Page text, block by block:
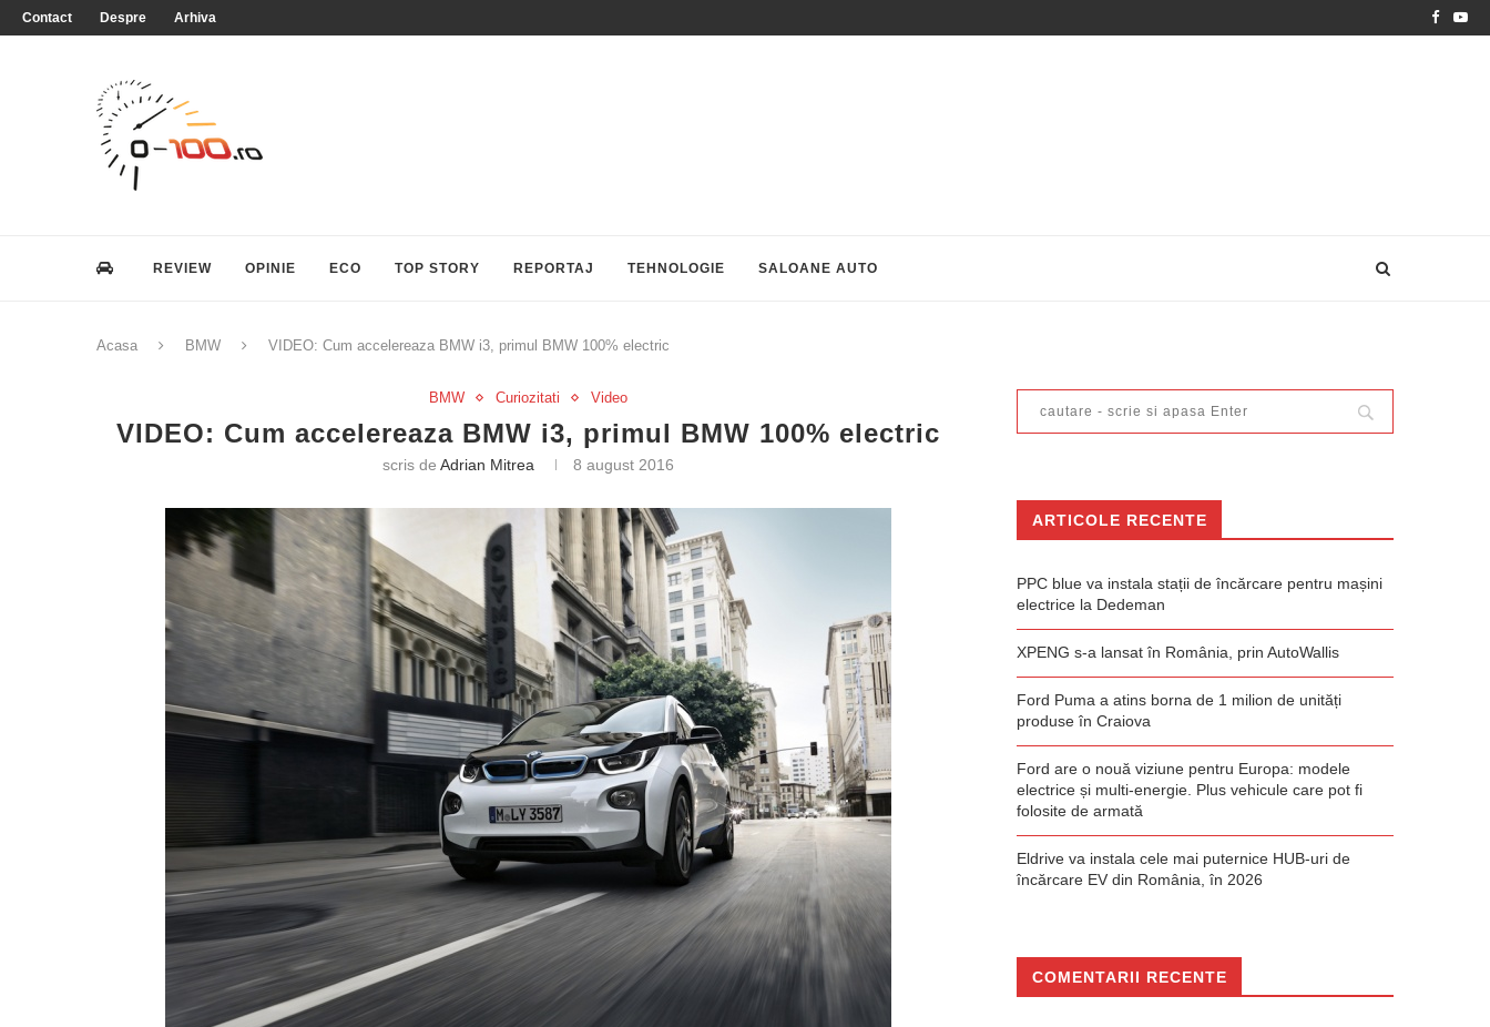
Contact Despre Arhiva
REVIEW OPINIE ECO TOP STORY REPORTAJ TEHNOLOGIE SALOANE AUTO
Acasa BMW VIDEO: Cum accelereaza BMW i3, primul BMW 100% electric
BMW Curiozitati Video
VIDEO: Cum accelereaza BMW i3, primul BMW 100% electric
scris deAdrian Mitrea 8 august 2016
ARTICOLE RECENTE
PPC blue va instala stații de încărcare pentru mașini
electrice la Dedeman
XPENG s-a lansat în România, prin AutoWallis
Ford Puma a atins borna de 1 milion de unități
produse în Craiova
Ford are o nouă viziune pentru Europa: modele
electrice și multi-energie. Plus vehicule care pot fi
folosite de armată
Eldrive va instala cele mai puternice HUB-uri de
încărcare EV din România, în 2026
COMENTARII RECENTE